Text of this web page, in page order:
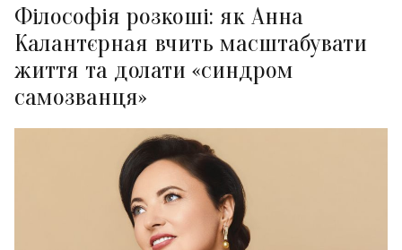
Філософія розкоші: як Анна
Калантєрная вчить масштабувати
життя та долати «синдром
самозванця»